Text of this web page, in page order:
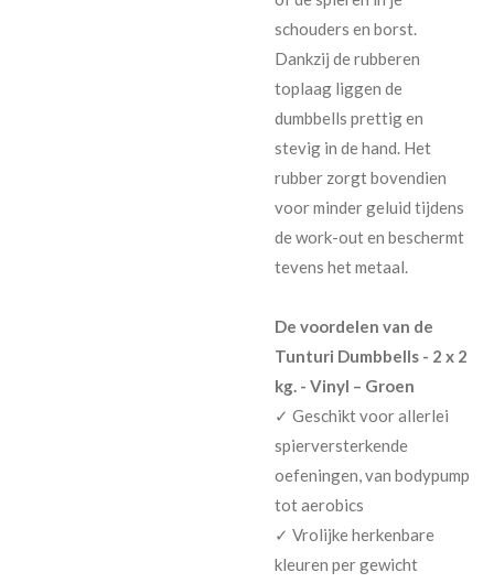
schouders en borst.
Dankzij de rubberen
toplaag liggen de
dumbbells prettig en
stevig in de hand. Het
rubber zorgt bovendien
voor minder geluid tijdens
de work-out en beschermt
tevens het metaal.
De voordelen van de
Tunturi Dumbbells - 2 x 2
kg. - Vinyl – Groen
✓ Geschikt voor allerlei
spierversterkende
oefeningen, van bodypump
tot aerobics
✓ Vrolijke herkenbare
kleuren per gewicht